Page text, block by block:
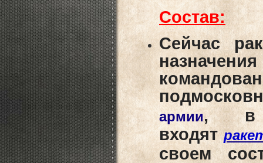
Состав:
Сейчас
армии,в
входят
своем